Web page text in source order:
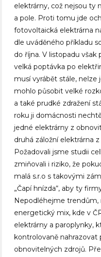
elektrárny, což nejsou ty
a pole. Proti tomu jde
fotovoltaická elektrárna
dle uváděného příkladu
do října. V listopadu
velká poptávka po
musí vyrábět stále, nelze
mohlo působit velké
a také prudké zdražení
roku ji domácnosti
jedné elektrárny z
druhá záložní elektrárna
Požadovali jsme studii
zmiňovali i riziko, že
malá s.r.o s takovými
„Čapí hnízda“, aby ty
Nepodléhejme trendům,
energetický mix, kde v
elektrárny a paroplynky,
kontrolovaně
obnovitelných zdrojů.